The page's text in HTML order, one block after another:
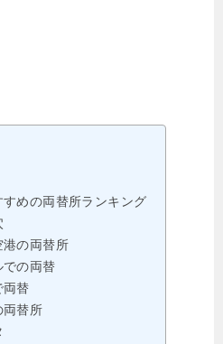
めの両替所ランキング
港の両替所
での両替
両替
両替所